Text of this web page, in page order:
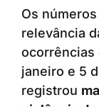
Os
relevância
ocorrências
janeiro e 5
registrou